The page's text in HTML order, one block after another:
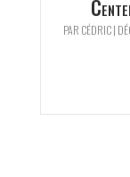
PAR CÉDRIC|